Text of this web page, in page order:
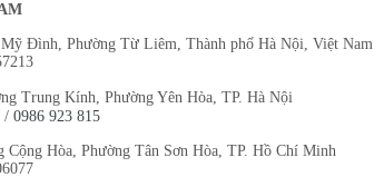
Mỹ Đình, Phường Từ Liêm, Thành phố Hà Nội, Việt Nam
Trung Kính, Phường Yên Hòa, TP. Hà Nội
/ 0986 923 815
Cộng Hòa, Phường Tân Sơn Hòa, TP. Hồ Chí Minh